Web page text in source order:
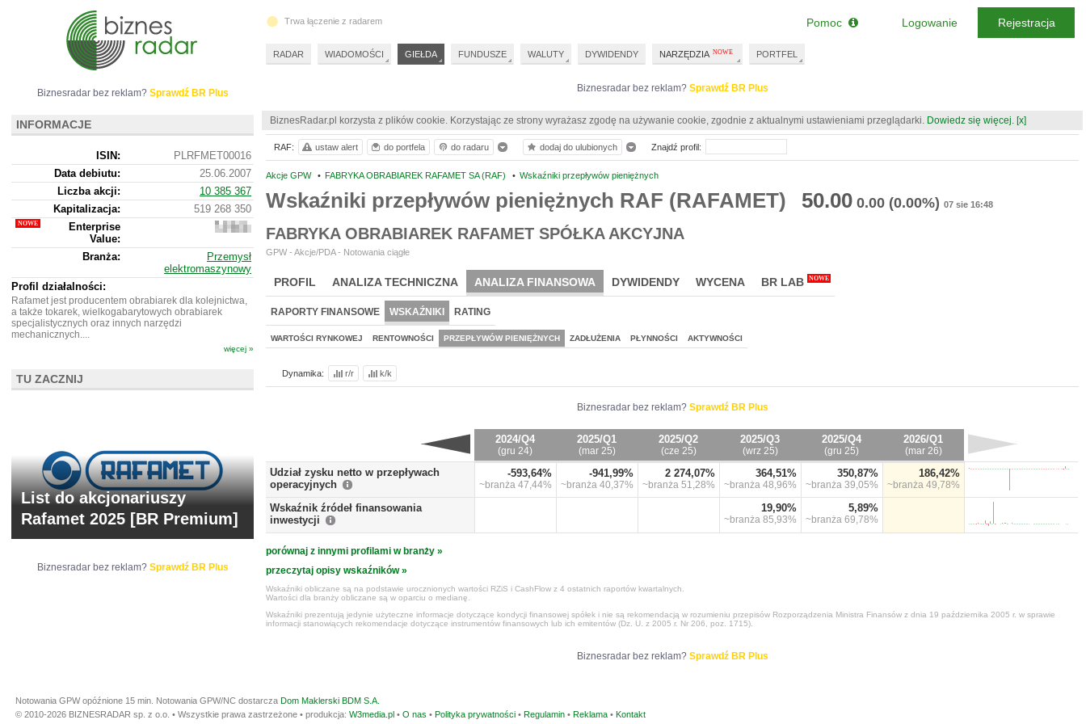
Biznesradar bez reklam? Sprawdź BR Plus
BiznesRadar.pl korzysta z plików cookie. Korzystając ze strony wyrażasz zgodę na używanie cookie, zgodnie z aktualnymi ustawieniami przeglądarki. Dowiedz się więcej. [x]
Akcje GPW • FABRYKA OBRABIAREK RAFAMET SA (RAF) • Wskaźniki przepływów pieniężnych
Wskaźniki przepływów pieniężnych RAF (RAFAMET) 50.00 0.00 (0.00%) 07 sie 16:48
FABRYKA OBRABIAREK RAFAMET SPÓŁKA AKCYJNA
GPW - Akcje/PDA - Notowania ciągłe
PROFIL ANALIZA TECHNICZNA ANALIZA FINANSOWA DYWIDENDY WYCENA BR LAB NOWE
RAPORTY FINANSOWE WSKAŹNIKI RATING
WARTOŚCI RYNKOWEJ RENTOWNOŚCI PRZEPŁYWÓW PIENIĘŻNYCH ZADŁUŻENIA PŁYNNOŚCI AKTYWNOŚCI
Dynamika: r/r k/k
Biznesradar bez reklam? Sprawdź BR Plus
2024/Q4
(gru 24)
2025/Q1
(mar 25)
2025/Q2
(cze 25)
2025/Q3
(wrz 25)
2025/Q4
(gru 25)
2026/Q1
(mar 26)
Udział zysku netto w przepływach
operacyjnych
-593,64%
~branża 47,44%
-941,99%
~branża 40,37%
2 274,07%
~branża 51,28%
364,51%
~branża 48,96%
350,87%
~branża 39,05%
186,42%
~branża 49,78%
Wskaźnik źródeł finansowania
inwestycji
19,90%
~branża 85,93%
5,89%
~branża 69,78%
porównaj z innymi profilami w branży »
przeczytaj opisy wskaźników »
Wskaźniki obliczane są na podstawie urocznionych wartości RZiS i CashFlow z 4 ostatnich raportów kwartalnych.
Wartości dla branży obliczane są w oparciu o medianę.
Wskaźniki prezentują jedynie użyteczne informacje dotyczące kondycji finansowej spółek i nie są rekomendacją w rozumieniu przepisów Rozporządzenia Ministra Finansów z dnia 19 października 2005 r. w sprawie
informacji stanowiących rekomendacje dotyczące instrumentów finansowych lub ich emitentów (Dz. U. z 2005 r. Nr 206, poz. 1715).
Biznesradar bez reklam? Sprawdź BR Plus
RAF: ustaw alert do portfela do radaru dodaj do ulubionych Znajdź profil:
Biznesradar bez reklam? Sprawdź BR Plus
INFORMACJE
ISIN:
PLRFMET00016
Data debiutu:
25.06.2007
Liczba akcji:
10 385 367
Kapitalizacja:
519 268 350
Enterprise
Value:
555
350
Branża:
Przemysł
elektromaszynowy
Profil działalności:
Rafamet jest producentem obrabiarek dla kolejnictwa,
a także tokarek, wielkogabarytowych obrabiarek
specjalistycznych oraz innych narzędzi
mechanicznych....
więcej »
TU ZACZNIJ
List do akcjonariuszy
Rafamet 2025 [BR Premium]
Biznesradar bez reklam? Sprawdź BR Plus
Trwa łączenie z radarem
RADAR WIADOMOŚCI GIEŁDA FUNDUSZE WALUTY DYWIDENDY NARZĘDZIA PORTFEL
Pomoc Logowanie Rejestracja
Notowania GPW opóźnione 15 min. Notowania GPW/NC dostarcza Dom Maklerski BDM S.A.
© 2010-2026 BIZNESRADAR sp. z o.o. • Wszystkie prawa zastrzeżone • produkcja: W3media.pl • O nas • Polityka prywatności • Regulamin • Reklama • Kontakt